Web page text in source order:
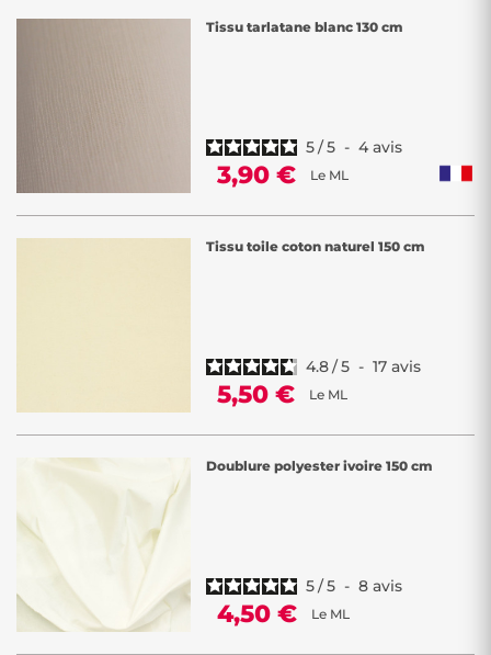
Tissu tarlatane blanc 130 cm
5/5 - 4 avis
3,90 € Le ML
Tissu toile coton naturel 150 cm
4.8/5 - 17 avis
5,50 € Le ML
Doublure polyester ivoire 150 cm
5/5 - 8 avis
4,50 € Le ML